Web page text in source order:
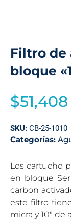
Filtro de
bloque
$51,408
SKU: CB-25-1010
Categorías:
Los cartucho
en bloque
carbon
este filtro
micra y 10″ de